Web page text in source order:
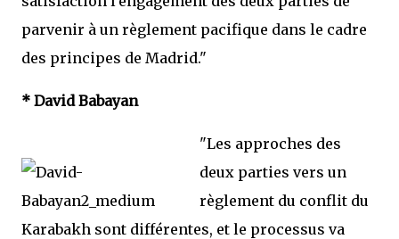
parvenir à un règlement pacifique dans le cadre
des principes de Madrid."
* David Babayan
"Les approches des
deux parties vers un
règlement du conflit du
Karabakh sont différentes, et le processus va